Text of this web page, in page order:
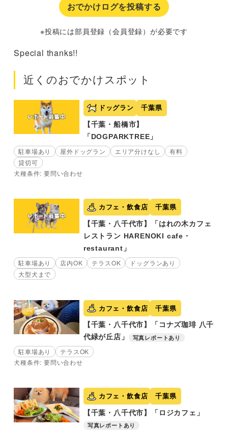
おでかけログを投稿する
※投稿には部員登録（会員登録）が必要です
Special thanks!!
近くのおでかけスポット
ドッグラン 千葉県
【千葉・船橋市】
「DOGPARKTREE」
駐車場あり 屋外ドッグラン エリア分けなし
有料
貸切可
犬種条件: 要問い合わせ
カフェ・飲食店 千葉県
【千葉・八千代市】「はれの木カフェ
レストラン HARENOKI cafe・
restaurant」
駐車場あり 店内OK テラスOK
ドッグランあり
大型犬まで
カフェ・飲食店 千葉県
【千葉・八千代市】「コナズ珈琲 八千
代緑が丘店」
写真レポートあり
駐車場あり
テラスOK
犬種条件: 要問い合わせ
カフェ・飲食店 千葉県
【千葉・八千代市】「ロジカフェ」
写真レポートあり